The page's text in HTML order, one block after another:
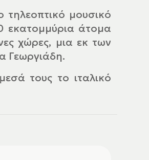
μουσικό
εκατομμύρια άτομα
χώρες, μια εκ των
Γεωργιάδη.
τους το ιταλικό